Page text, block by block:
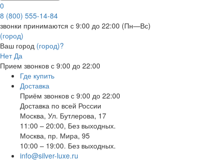
0
8 (800) 555-14-84
звонки принимаются с 9:00 до 22:00 (Пн—Вс)
(город)
Ваш город (город)?
Нет Да
Прием звонков с 9:00 до 22:00
Где купить
Доставка
Приём звонков с 9:00 до 22:00
Доставка по всей России
Москва, Ул. Бутлерова, 17
11:00 – 20:00, Без выходных.
Москва, пр. Мира, 95
10:00 – 19:00. Без выходных.
info@silver-luxe.ru